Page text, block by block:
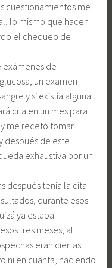
cuestionamientos me
lo mismo que hacen
el chequeo de
exámenes de
un examen
y si existía alguna
cita en un mes para
me recetó tomar
después de este
exhaustiva por un
después tenía la cita
durante esos
ya estaba
tres meses, al
eran ciertas:
ni en cuanta, haciendo